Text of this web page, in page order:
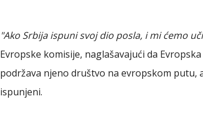
"Ako Srbija ispuni svoj dio posla, i mi ćemo
Evropske komisije, naglašavajući da
podržava njeno društvo na evropskom
ispunjeni.